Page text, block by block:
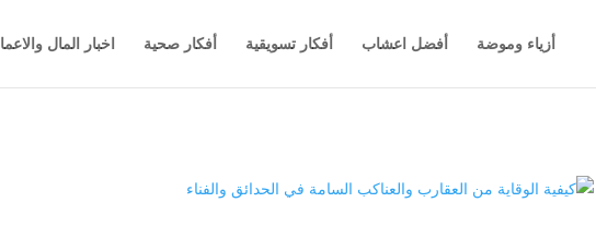
أزياء وموضة أفضل اعشاب أفكار تسويقية أفكار صحية اخبار المال